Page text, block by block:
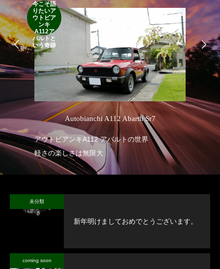
今こそ語
りたいア
ウトビア
ンキ
A112ア
バルトと
いう奇跡
Autobianchi A112 Abarth Sr7
アウトビアンキA112 アバルトの世界
軽さの楽しさは無限大
未分類
新年明けましておめでとうございます。
coming soon